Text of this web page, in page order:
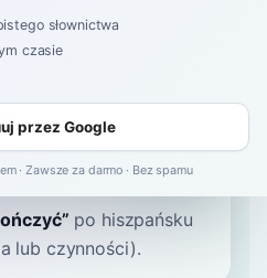
›finalizar
” po hiszpańsku
lub czynności).
słownictwa
czasie
przez Google
· Zawsze za darmo · Bez spamu